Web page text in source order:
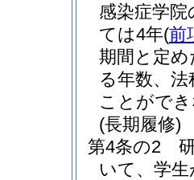
感染症学
ては4年(前
期間と定
る年数、
ことがで
(長期履修)
第4条の2
いて、学